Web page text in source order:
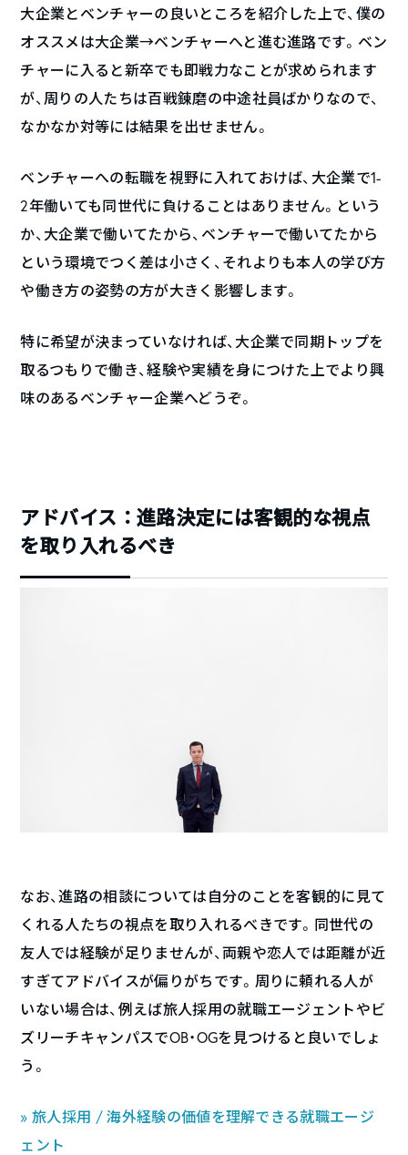
大企業とベンチャーの良いところを紹介した上で、僕の
オススメは大企業→ベンチャーへと進む進路です。ベン
チャーに入ると新卒でも即戦力なことが求められます
が、周りの人たちは百戦錬磨の中途社員ばかりなので、
なかなか対等には結果を出せません。
ベンチャーへの転職を視野に入れておけば、大企業で1-
2年働いても同世代に負けることはありません。という
か、大企業で働いてたから、ベンチャーで働いてたから
という環境でつく差は小さく、それよりも本人の学び方
や働き方の姿勢の方が大きく影響します。
特に希望が決まっていなければ、大企業で同期トップを
取るつもりで働き、経験や実績を身につけた上でより興
味のあるベンチャー企業へどうぞ。
アドバイス：進路決定には客観的な視点
を取り入れるべき
なお、進路の相談については自分のことを客観的に見て
くれる人たちの視点を取り入れるべきです。同世代の
友人では経験が足りませんが、両親や恋人では距離が近
すぎてアドバイスが偏りがちです。周りに頼れる人が
いない場合は、例えば旅人採用の就職エージェントやビ
ズリーチキャンパスでOB・OGを見つけると良いでしょ
う。
» 旅人採用 / 海外経験の価値を理解できる就職エージ
ェント